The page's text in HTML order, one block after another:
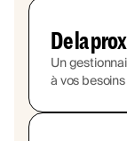
De la
Un
à vos besoins